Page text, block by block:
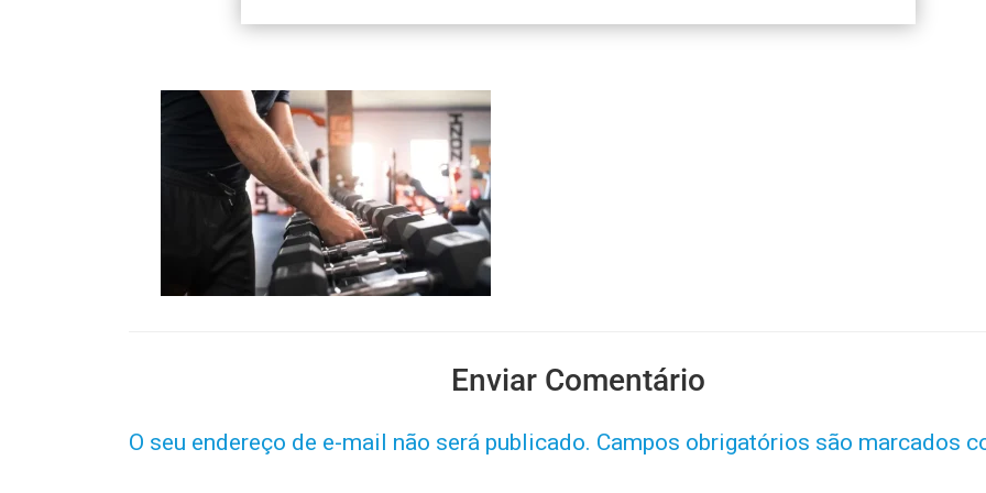
Enviar Comentário
O seu endereço de e-mail não será publicado. Campos obrigatórios são marcados